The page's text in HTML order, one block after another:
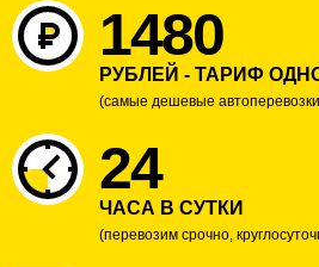
1480
РУБЛЕЙ - ТАРИФ
(самые дешевые
24
ЧАСА В СУТКИ
(перевозим срочно,